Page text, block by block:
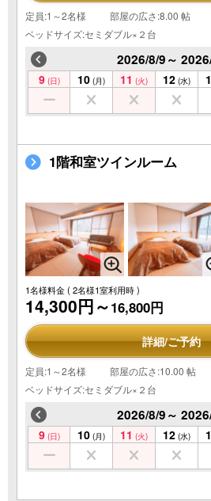
定員:1～2名様
部屋の広さ:8.00 帖
ベッドサイズ:セミダブル×２台
2026/8/9～
9 (日) 10 (月) 11 (火) 12 (水)
1階和室ツインルーム
1名様料金( 2名様1室利用時 )
14,300円～16,800円
詳細/ご予約
定員:1～2名様
部屋の広さ:10.00 帖
ベッドサイズ:セミダブル×２台
2026/8/9～
9 (日) 10 (月) 11 (火) 12 (水)